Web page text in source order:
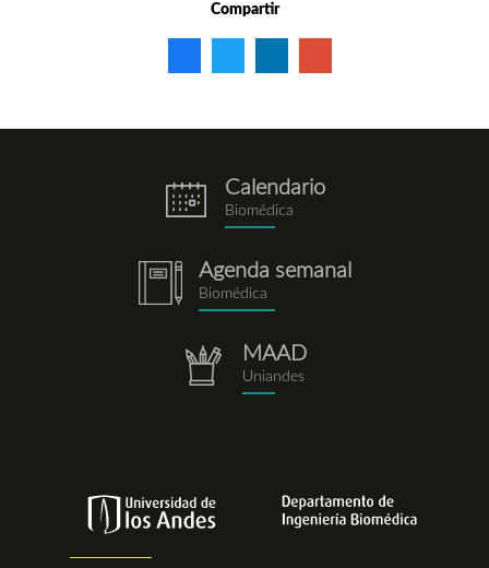
Compartir
eventos.png
Calendario
Biomédica
notebook.png
Agenda semanal
Biomédica
repositorio.png
MAAD
Uniandes